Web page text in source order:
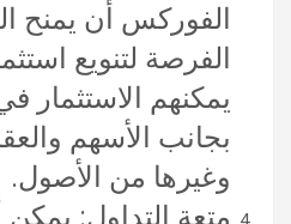
الفوركس أن يمنح
الفرصة لتنويع
يمكنهم الاستثمار
بجانب الأسهم
وغيرها من الأصول.
متعة التداول: